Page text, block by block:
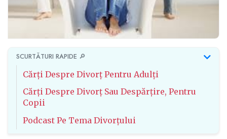
SCURTĂTURI RAPIDE 🔎
Cărți Despre Divorț Pentru Adulți
Cărți Despre Divorț Sau Despărțire, Pentru
Copii
Podcast Pe Tema Divorțului